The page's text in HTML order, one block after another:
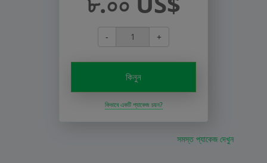
- +
কিনুন
কিভাবে একটি প্যাকেজ চয়ন?
সমস্ত প্যাকেজ দেখুন